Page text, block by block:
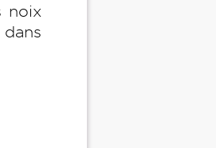
noix